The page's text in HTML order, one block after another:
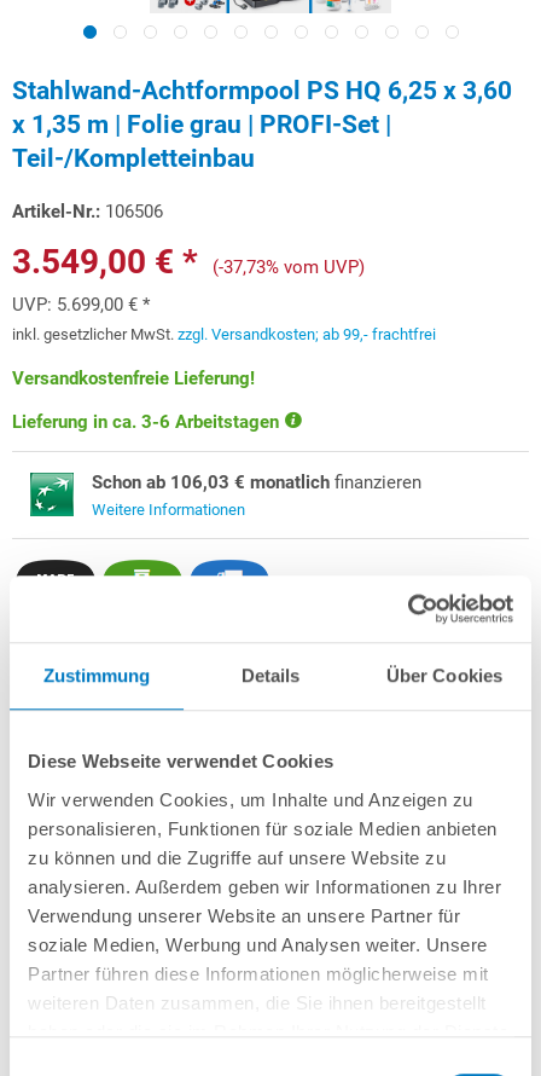
Zustimmung Details Über Cookies
Diese Webseite verwendet Cookies
Wir verwenden Cookies, um Inhalte und Anzeigen zu
personalisieren, Funktionen für soziale Medien anbieten
zu können und die Zugriffe auf unsere Website zu
analysieren. Außerdem geben wir Informationen zu Ihrer
Verwendung unserer Website an unsere Partner für
soziale Medien, Werbung und Analysen weiter. Unsere
Partner führen diese Informationen möglicherweise mit
weiteren Daten zusammen, die Sie ihnen bereitgestellt
Stahlwand-Achtformpool PS HQ 6,25 x 3,60
x 1,35 m | Folie grau | PROFI-Set |
Teil-/Kompletteinbau
Artikel-Nr.: 106506
3.549,00 € *
(-37,73% vom UVP)
UVP: 5.699,00 € *
inkl. gesetzlicher MwSt. zzgl. Versandkosten; ab 99,- frachtfrei
Versandkostenfreie Lieferung!
Lieferung in ca. 3-6 Arbeitstagen
Schon ab 106,03 € monatlich finanzieren
Weitere Informationen
Stahlwand-Achtformbecken POOLSANA HQ Germany-
hochwertigem und stabilem Aluminiumsowie Bodenschienen aus
Kunststoff.
POOLSANAUV-C Entkeimungsgerät 75 W : Reduziert den
Wasserpflegebedarf deutlich!
Unterlegvlies 500 g/m²
Einbauskimmer und 2 Einlaufdüsen